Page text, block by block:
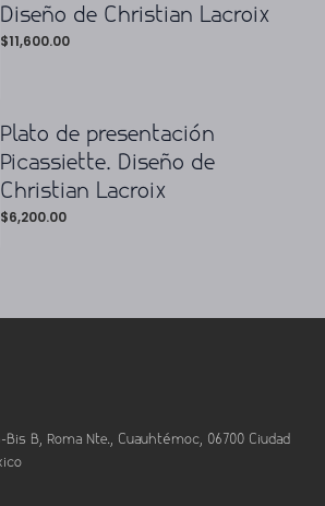
Diseño de Christian Lacroix
$11,600.00
Plato de presentación
Picassiette. Diseño de
Christian Lacroix
$6,200.00
Bis B, Roma Nte., Cuauhtémoc, 06700 Ciudad